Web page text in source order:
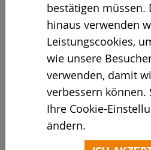
bestätigen müssen.
hinaus verwenden
Leistungscookies,
wie unsere
verwenden, damit
verbessern können.
Ihre Cookie-
ändern.
Eurasiens
für
Bietet eine Plattform
erfolgreichen Start in
Markt hingelegt.
Von Anfang an konnte
ihren Anspruch als